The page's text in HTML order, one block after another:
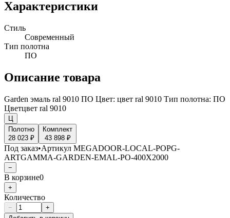
Характеристики
Стиль
Современный
Тип полотна
ПО
Описание товара
Garden эмаль ral 9010 ПО Цвет: цвет ral 9010 Тип полотна: ПО
Цветцвет ral 9010
Ц
Полотно
28 023 ₽
Комплект
43 898 ₽
Под заказ•Артикул MEGADOOR-LOCAL-POPG-
ARTGAMMA-GARDEN-EMAL-PO-400X2000
−
В корзине0
+
Количество
−
+